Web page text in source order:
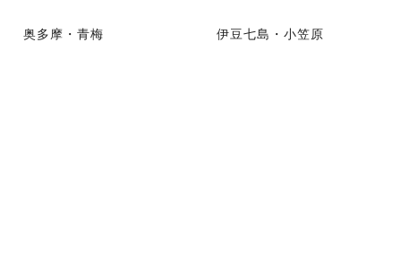
奥多摩・青梅 伊豆七島・小笠原